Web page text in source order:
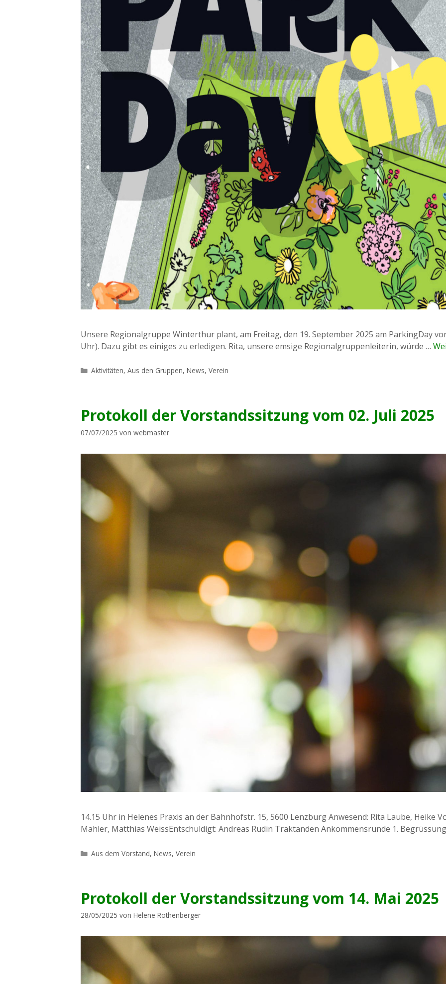
Unsere Regionalgruppe Winterthur plant, am Freitag, den 19. September 2025 am ParkingDay
Uhr). Dazu gibt es einiges zu erledigen. Rita, unsere emsige Regionalgruppenleiterin, würde …
Kategorien
Aktivitäten,Aus den Gruppen,News,Verein
Protokoll der Vorstandssitzung vom 02. Juli 2025
07/07/2025 von webmaster
14.15 Uhr in Helenes Praxis an der Bahnhofstr. 15, 5600 Lenzburg Anwesend: Rita Laube, Heike
Mahler, Matthias WeissEntschuldigt: Andreas Rudin Traktanden Ankommensrunde 1.
Kategorien
Aus dem Vorstand,News,Verein
Protokoll der Vorstandssitzung vom 14. Mai 2025
28/05/2025 von Helene Rothenberger